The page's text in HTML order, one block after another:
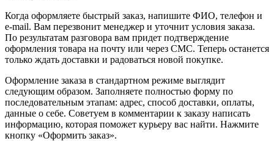
Когда оформляете быстрый заказ, напишите ФИО, телефон и
e-mail. Вам перезвонит менеджер и уточнит условия заказа.
По результатам разговора вам придет подтверждение
оформления товара на почту или через СМС. Теперь останется
только ждать доставки и радоваться новой покупке.
Оформление заказа в стандартном режиме выглядит
следующим образом. Заполняете полностью форму по
последовательным этапам: адрес, способ доставки, оплаты,
данные о себе. Советуем в комментарии к заказу написать
информацию, которая поможет курьеру вас найти. Нажмите
кнопку «Оформить заказ».